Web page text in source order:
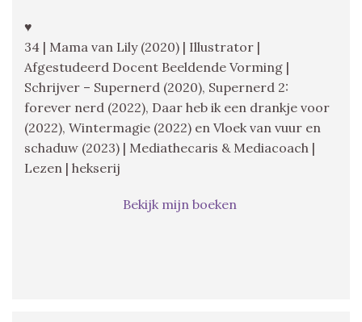
♥
34 | Mama van Lily (2020) | Illustrator |
Afgestudeerd Docent Beeldende Vorming |
Schrijver – Supernerd (2020), Supernerd 2:
forever nerd (2022), Daar heb ik een drankje voor
(2022), Wintermagie (2022) en Vloek van vuur en
schaduw (2023) | Mediathecaris & Mediacoach |
Lezen | hekserij
Bekijk mijn boeken